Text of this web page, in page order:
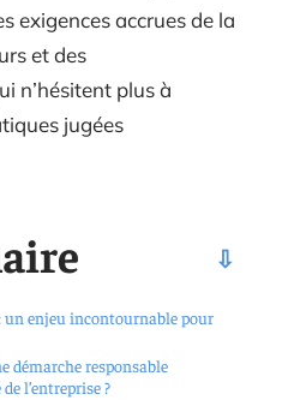
exigences accrues de la
et des
n’hésitent plus à
jugées
un enjeu incontournable pour
démarche responsable
l’entreprise ?